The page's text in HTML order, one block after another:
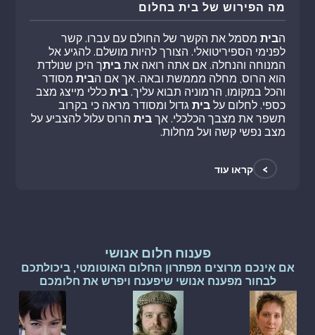
מה הפירוש של בית בחלום
הבית מסמל את הקשר של החולם עם עברו. קשר
לפנימי הספיריטואלי. הצורך להיות מושלם. להגיע אל
המנוחה והנחלה. אם אתה רואה אתביתך היכן שנולדת
הוא הרוס, מחלה מממשת ובאה. אך אם הבית מסודר
והכל במקומו, הרמוניה תבוא עליך.בית כללי מייצג מצב
כספי. לחלום עלבית גדול ומסודר מראה כי בקרוב
תשפר את מצבך הכלכלי. אךבית הרוס עלול להצביע על
מצב נפשי קשה ועל מחלות.
> קראו עוד
פענוח חלום אנושי
אם אינכם מרוצים מפתרון החלום האוטומטי, ביכולתכם
לבחור מפענח אנושי שיפענח ויפרש את חלומכם